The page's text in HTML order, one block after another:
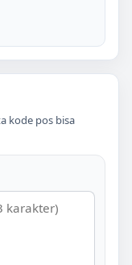
kode pos bisa